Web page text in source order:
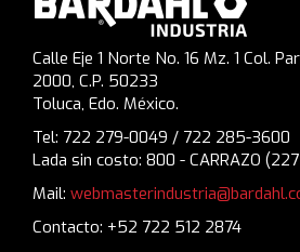
Calle Eje 1 Norte No. 16 Mz. 1 Col.
2000, C.P. 50233
Toluca, Edo. México.
Tel: 722 279-0049 / 722 285-3600
Lada sin costo: 800 - CARRAZO
Mail:
Contacto: +52 722 512 2874